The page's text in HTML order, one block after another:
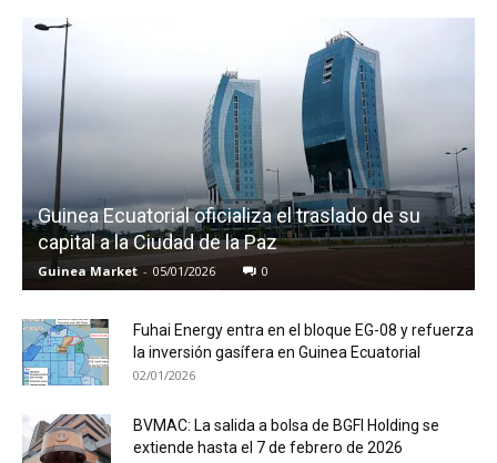
Guinea Ecuatorial oficializa el traslado de su
capital a la Ciudad de la Paz
Guinea Market - 05/01/2026 0
Fuhai Energy entra en el bloque EG-08 y refuerza
la inversión gasífera en Guinea Ecuatorial
02/01/2026
BVMAC: La salida a bolsa de BGFI Holding se
extiende hasta el 7 de febrero de 2026